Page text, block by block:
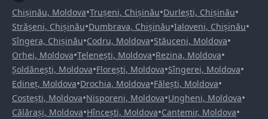
Chișinău, Moldova•Trușeni, Chișinău•Durlești, Chișinău•
Strășeni, Chișinău•Dumbrava, Chișinău•Ialoveni, Chișinău•
Sîngera, Chișinău•Codru, Moldova•Stăuceni, Moldova•
Orhei, Moldova•Telenești, Moldova•Rezina, Moldova•
Șoldănești, Moldova•Florești, Moldova•Sîngerei, Moldova•
Edineț, Moldova•Drochia, Moldova•Fălești, Moldova•
Costești, Moldova•Nisporeni, Moldova•Ungheni, Moldova•
Călărași, Moldova•Hîncești, Moldova•Cantemir, Moldova•